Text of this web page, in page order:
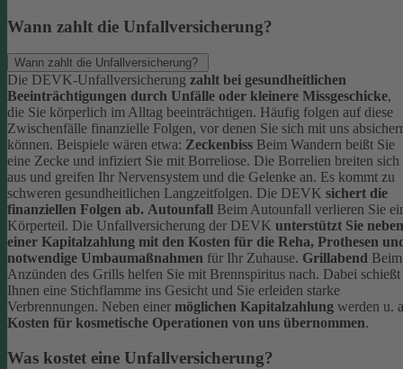
Wann zahlt die Unfallversicherung?
Wann zahlt die Unfallversicherung?
Die DEVK-Unfallversicherung zahlt bei gesundheitlichen
Beeinträchtigungen durch Unfälle oder kleinere Missgeschicke,
die Sie körperlich im Alltag beeinträchtigen. Häufig folgen auf diese
Zwischenfälle finanzielle Folgen, vor denen Sie sich mit uns
können. Beispiele wären etwa: Zeckenbiss Beim Wandern beißt Sie
eine Zecke und infiziert Sie mit Borreliose. Die Borrelien breiten sich
aus und greifen Ihr Nervensystem und die Gelenke an. Es kommt zu
schweren gesundheitlichen Langzeitfolgen. Die DEVK sichert die
finanziellen Folgen ab. Autounfall Beim Autounfall verlieren Sie
Körperteil. Die Unfallversicherung der DEVK unterstützt Sie neben
einer Kapitalzahlung mit den Kosten für die Reha, Prothesen
notwendige Umbaumaßnahmen für Ihr Zuhause. Grillabend Beim
Anzünden des Grills helfen Sie mit Brennspiritus nach. Dabei schießt
Ihnen eine Stichflamme ins Gesicht und Sie erleiden starke
Verbrennungen. Neben einer möglichen Kapitalzahlung werden u.
Kosten für kosmetische Operationen von uns übernommen.
Was kostet eine Unfallversicherung?